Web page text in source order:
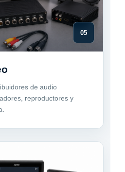
05
de audio
reproductores y